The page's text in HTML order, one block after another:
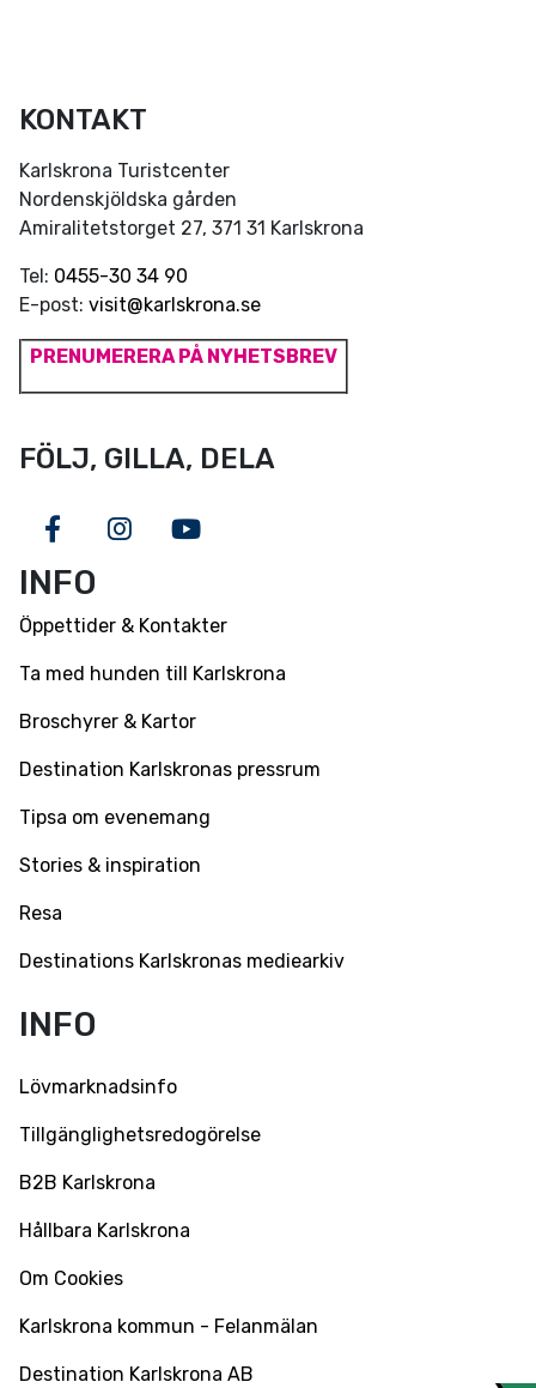
KONTAKT
Karlskrona Turistcenter
Nordenskjöldska gården
Amiralitetstorget 27, 371 31 Karlskrona
Tel: 0455-30 34 90
E-post: visit@karlskrona.se
PRENUMERERA PÅ NYHETSBREV
FÖLJ, GILLA, DELA
FacebookInstagram
Youtube
INFO
Öppettider & Kontakter
Ta med hunden till Karlskrona
Broschyrer & Kartor
Destination Karlskronas pressrum
Tipsa om evenemang
Stories & inspiration
Resa
Destinations Karlskronas mediearkiv
INFO
Lövmarknadsinfo
Tillgänglighetsredogörelse
B2B Karlskrona
Hållbara Karlskrona
Om Cookies
Karlskrona kommun - Felanmälan
Destination Karlskrona AB